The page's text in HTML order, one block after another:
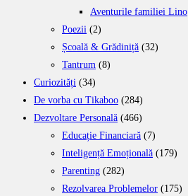
Aventurile familiei Lino
Poezii (2)
Școală & Grădiniță (32)
Tantrum (8)
Curiozități (34)
De vorba cu Tikaboo (284)
Dezvoltare Personală (466)
Educație Financiară (7)
Inteligență Emoțională (179)
Parenting (282)
Rezolvarea Problemelor (175)